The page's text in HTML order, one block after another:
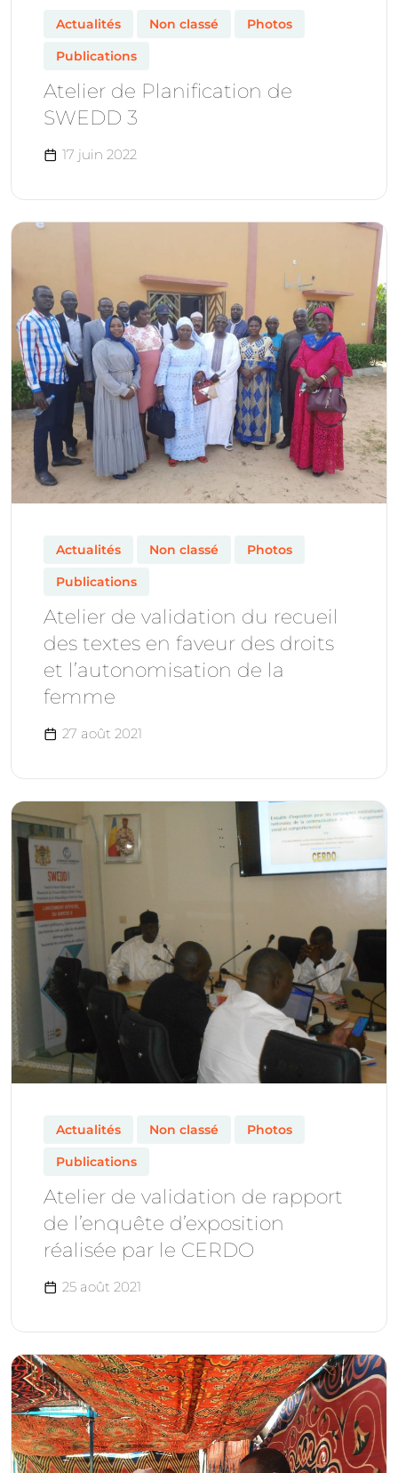
Actualités Non classé
Photos
Publications
Atelier de Planification de
SWEDD 3
17 juin 2022
Actualités Non classé
Photos
Publications
Atelier de validation du recueil
des textes en faveur des droits
et l’autonomisation de la
femme
27 août 2021
Actualités Non classé
Photos
Publications
Atelier de validation de rapport
de l’enquête d’exposition
réalisée par le CERDO
25 août 2021